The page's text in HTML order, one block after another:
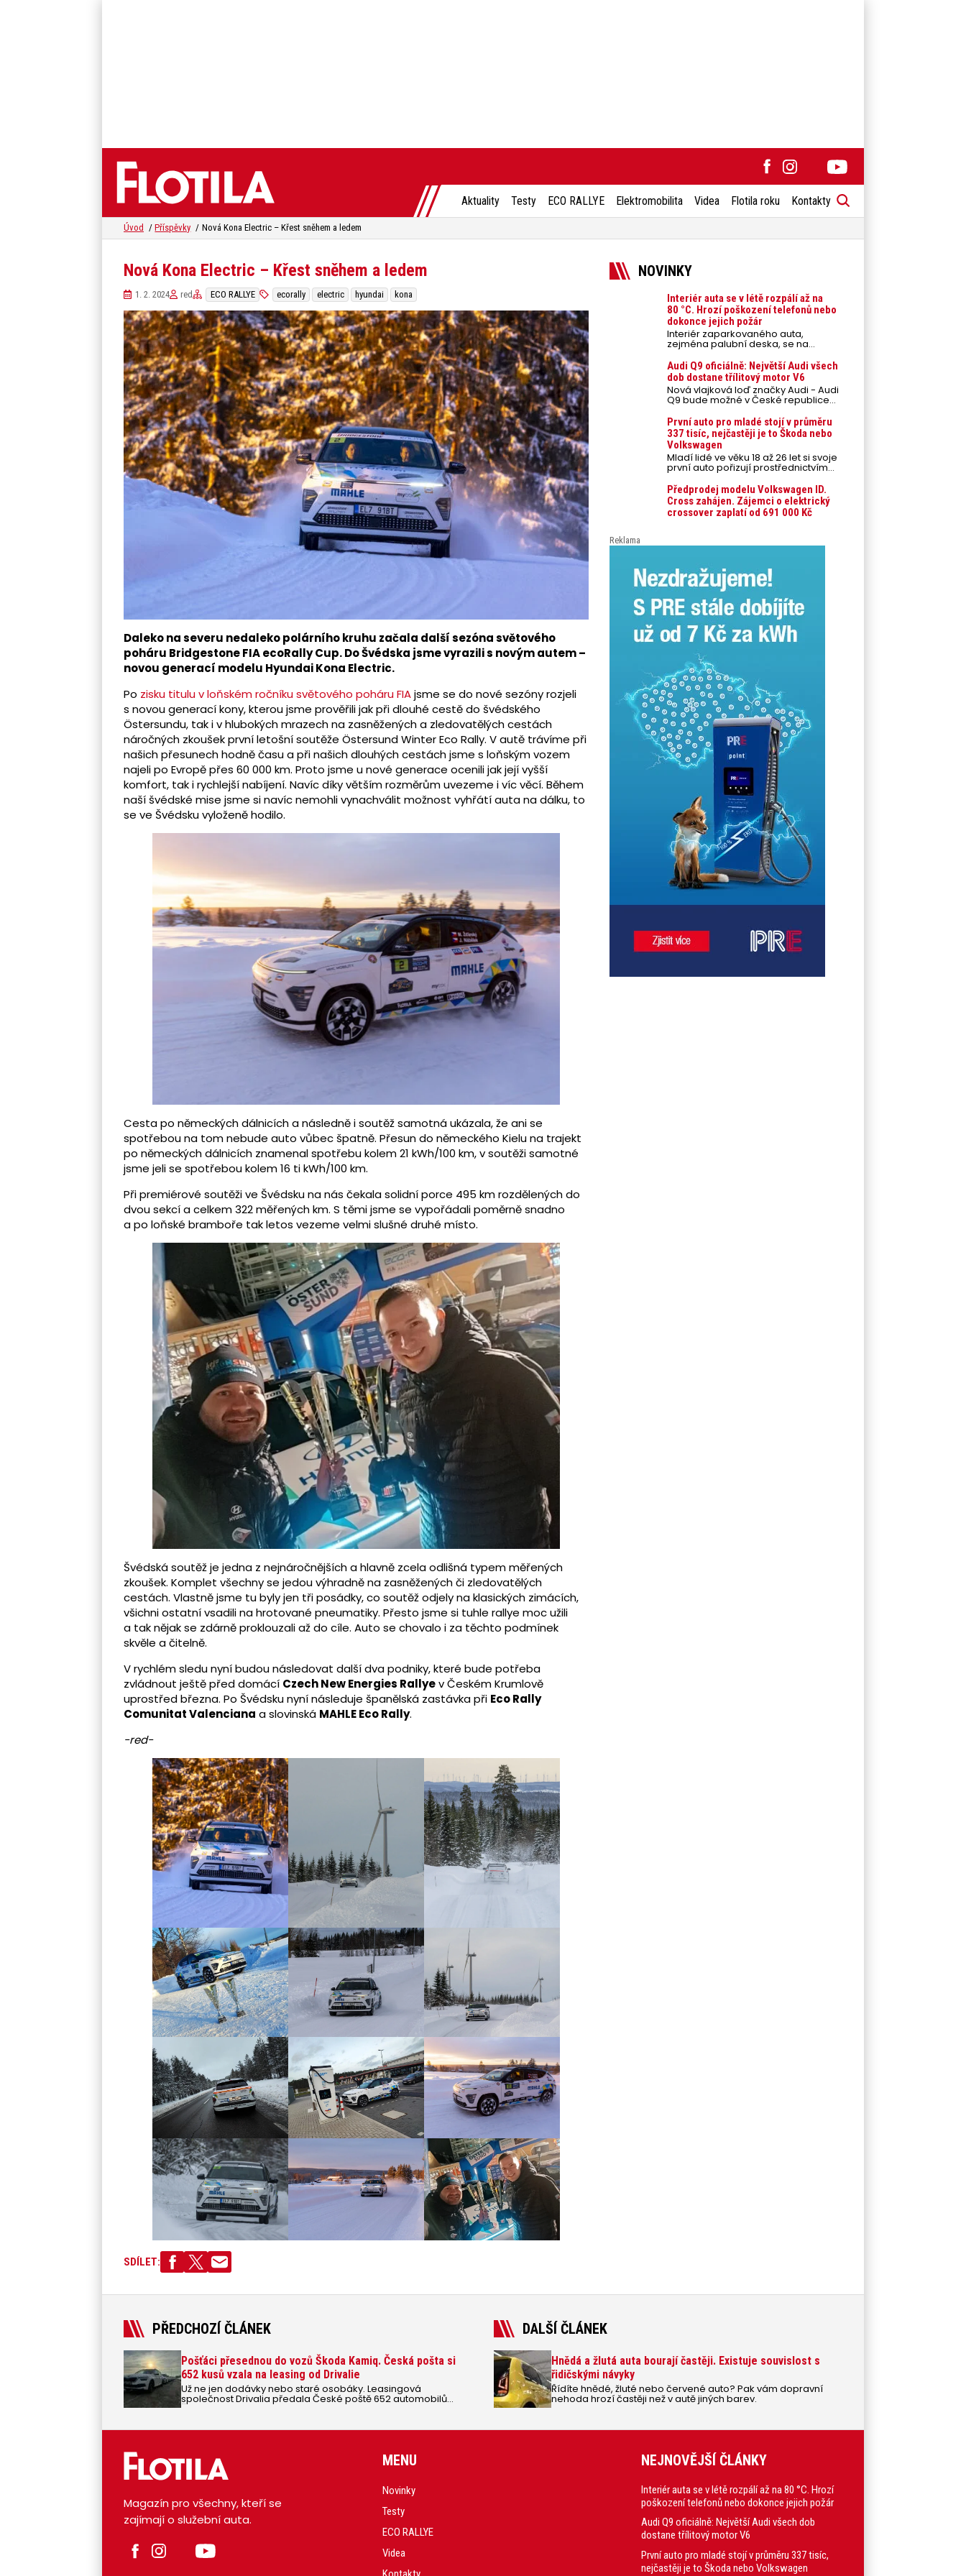
Aktuality Testy ECO RALLYE Elektromobilita Videa Flotila roku Kontakty
Úvod Příspěvky Nová Kona Electric – Křest sněhem a ledem
Nová Kona Electric – Křest sněhem a ledem
1. 2. 2024 red ECO RALLYE ecorally electric hyundai kona
Daleko na severu nedaleko polárního kruhu začala další sezóna světového
poháru Bridgestone FIA ecoRally Cup. Do Švédska jsme vyrazili s novým autem –
novou generací modelu Hyundai Kona Electric.
Po zisku titulu v loňském ročníku světového poháru FIAjsme se do nové sezóny rozjeli
s novou generací kony, kterou jsme prověřili jak při dlouhé cestě do švédského
Östersundu, tak i v hlubokých mrazech na zasněžených a zledovatělých cestách
náročných zkoušek první letošní soutěže Östersund Winter Eco Rally. V autě trávíme při
našich přesunech hodně času a při našich dlouhých cestách jsme s loňským vozem
najeli po Evropě přes 60 000 km. Proto jsme u nové generace ocenili jak její vyšší
komfort, tak i rychlejší nabíjení. Navíc díky větším rozměrům uvezeme i víc věcí. Během
naší švédské mise jsme si navíc nemohli vynachválit možnost vyhřátí auta na dálku, to
se ve Švédsku vyloženě hodilo.
Cesta po německých dálnicích a následně i soutěž samotná ukázala, že ani se
spotřebou na tom nebude auto vůbec špatně. Přesun do německého Kielu na trajekt
po německých dálnicích znamenal spotřebu kolem 21 kWh/100 km, v soutěži samotné
jsme jeli se spotřebou kolem 16 ti kWh/100 km.
Při premiérové soutěži ve Švédsku na nás čekala solidní porce 495 km rozdělených do
dvou sekcí a celkem 322 měřených km. S těmi jsme se vypořádali poměrně snadno
a po loňské bramboře tak letos vezeme velmi slušné druhé místo.
Švédská soutěž je jedna z nejnáročnějších a hlavně zcela odlišná typem měřených
zkoušek. Komplet všechny se jedou výhradně na zasněžených či zledovatělých
cestách. Vlastně jsme tu byly jen tři posádky, co soutěž odjely na klasických zimácích,
všichni ostatní vsadili na hrotované pneumatiky. Přesto jsme si tuhle rallye moc užili
a tak nějak se zdárně proklouzali až do cíle. Auto se chovalo i za těchto podmínek
skvěle a čitelně.
V rychlém sledu nyní budou následovat další dva podniky, které bude potřeba
zvládnout ještě před domácí Czech New Energies Rallyev Českém Krumlově
uprostřed března. Po Švédsku nyní následuje španělská zastávka při Eco Rally
Comunitat Valenciana a slovinská MAHLE Eco Rally.
-red-
SDÍLET:
NOVINKY
Interiér auta se v létě rozpálí až na
80 °C. Hrozí poškození telefonů nebo
dokonce jejich požár
Interiér zaparkovaného auta,
zejména palubní deska, se na
přímém slunci může během letních
veder rozpálit až na 80 °C. Takové
teploty představují nebezpečí pro
odložené mobilní telefony,
powerbanky nebo notebooky. Můžou
urychlit stárnutí baterií, poškodit
případech i zvýšit riziko požáru.
Audi Q9 oficiálně: Největší Audi všech
dob dostane třílitový motor V6
Nová vlajková loď značky Audi - Audi
Q9 bude možné v České republice
objednávat od prvního srpnového
týdne 2026, kde budou oznámeny
také české ceny.
První auto pro mladé stojí v průměru
337 tisíc, nejčastěji je to Škoda nebo
Volkswagen
Mladí lidé ve věku 18 až 26 let si svoje
první auto pořizují prostřednictvím
úvěrového financování jako ojeté. Je
to tak u 93,3 % lidí, jen 6,7 % si pořídí
nové auto. Průměrná pořizovací
cena vozu dosahuje 337 tisíc korun a
průměrná financovaná částka
posledních 10 let (2016–2026).
Předprodej modelu Volkswagen ID.
Cross zahájen. Zájemci o elektrický
crossover zaplatí od 691 000 Kč
Reklama
PŘEDCHOZÍ ČLÁNEK
Pošťáci přesednou do vozů Škoda Kamiq. Česká pošta si
652 kusů vzala na leasing od Drivalie
Už ne jen dodávky nebo staré osobáky. Leasingová
společnost Drivalia předala České poště 652 automobilů
Škoda Kamiq.
DALŠÍ ČLÁNEK
Hnědá a žlutá auta bourají častěji. Existuje souvislost s
řidičskými návyky
Řídíte hnědé, žluté nebo červené auto? Pak vám dopravní
nehoda hrozí častěji než v autě jiných barev.
Magazín pro všechny, kteří se
zajímají o služební auta.
MENU
Novinky
Testy
ECO RALLYE
Videa
NEJNOVĚJŠÍ ČLÁNKY
Interiér auta se v létě rozpálí až na 80 °C. Hrozí
poškození telefonů nebo dokonce jejich požár
Audi Q9 oficiálně: Největší Audi všech dob
dostane třílitový motor V6
První auto pro mladé stojí v průměru 337 tisíc,
nejčastěji je to Škoda nebo Volkswagen